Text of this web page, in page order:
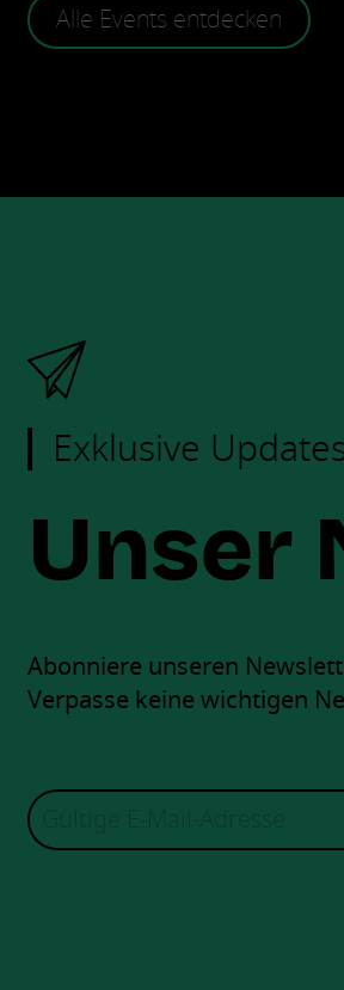
Alle Events entdecken
Exklusive
Unser
Abonniere unseren
Verpasse keine wichtigen